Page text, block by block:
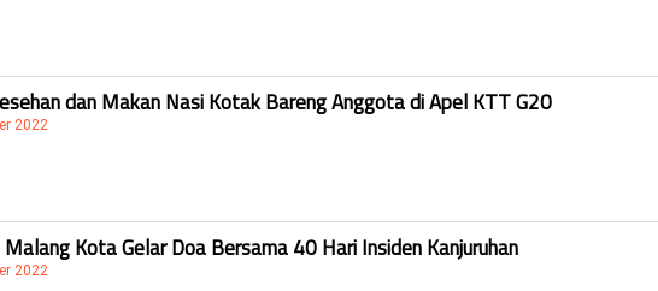
dan Makan Nasi Kotak Bareng Anggota di Apel KTT G20
2022
Kota Gelar Doa Bersama 40 Hari Insiden Kanjuruhan
2022